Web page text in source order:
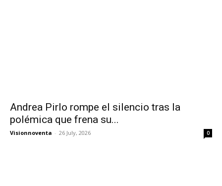
Andrea Pirlo rompe el silencio tras la
polémica que frena su...
Visionnoventa - 26 July, 2026 0